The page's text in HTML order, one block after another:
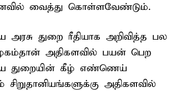
வைத்து கொள்ளவேண்டும்.
துறை ரீதியாக அறிவித்த பல
அதிகளவில் பயன் பெற
துறையின் கீழ் எண்ணெய்
சிறுதானியங்களுக்கு அதிகளவில்